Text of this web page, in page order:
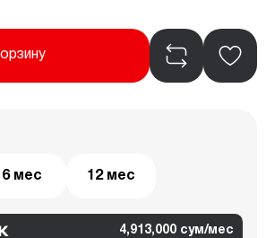
6 мес 12 мес
4,913,000 сум/мес